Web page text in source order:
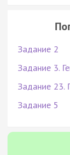
Задание 2
Задание 3.
Задание 23.
Задание 5